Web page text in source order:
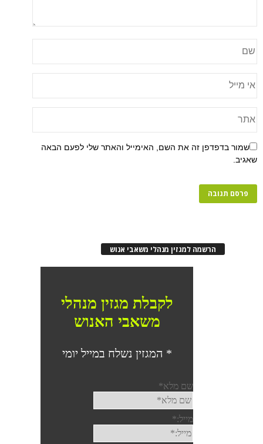
שמור בדפדפן זה את השם, האימייל והאתר שלי לפעם הבאה
שאגיב.
הרשמה למגזין מנהלי משאבי אנוש